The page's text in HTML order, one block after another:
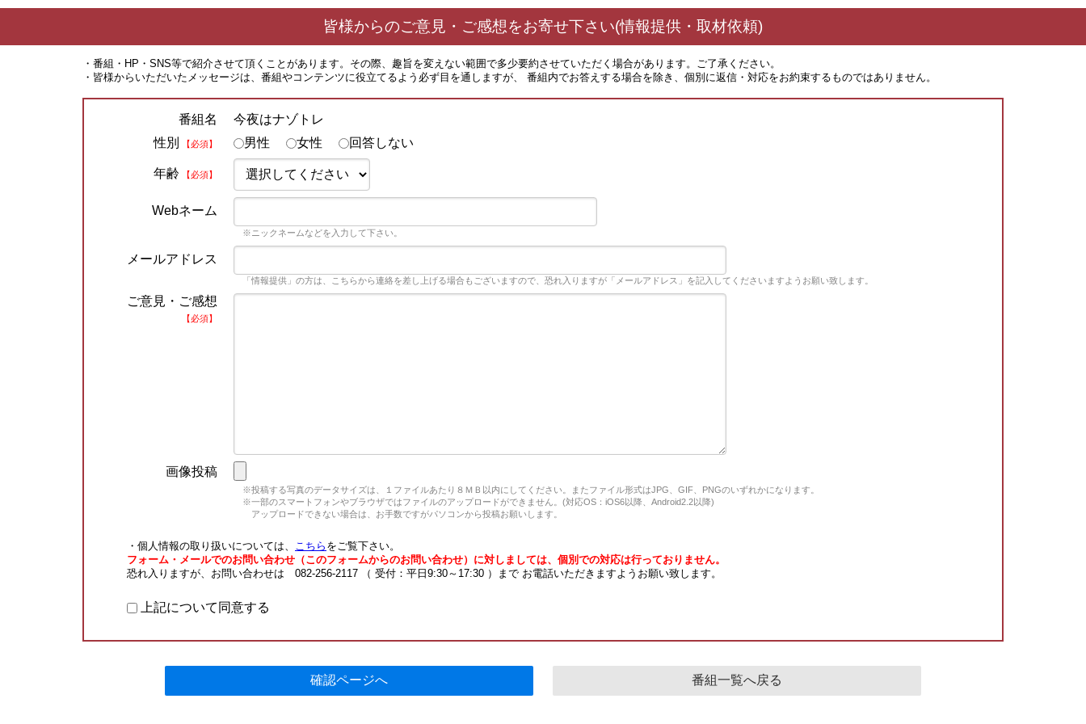
皆様からのご意見・ご感想をお寄せ下さい(情報提供・取材依頼)
・番組・HP・SNS等で紹介させて頂くことがあります。その際、趣旨を変えない範囲で多少要約させていただく場合があります。ご了承ください。
・皆様からいただいたメッセージは、番組やコンテンツに役立てるよう必ず目を通しますが、 番組内でお答えする場合を除き、個別に返信・対応をお約束するものではありません。
番組名
今夜はナゾトレ
性別
【必須】 男性 女性 回答しない
年齢 【必須】
Webネーム
※ニックネームなどを入力して下さい。
メールアドレス
「情報提供」の方は、こちらから連絡を差し上げる場合もございますので、恐れ入りますが「メールアドレス」を記入してくださいますようお願い致します。
ご意見・ご感想
【必須】
画像投稿
※投稿する写真のデータサイズは、１ファイルあたり８ＭＢ以内にしてください。またファイル形式はJPG、GIF、PNGのいずれかになります。
※一部のスマートフォンやブラウザではファイルのアップロードができません。(対応OS：iOS6以降、Android2.2以降)
アップロードできない場合は、お手数ですがパソコンから投稿お願いします。
・個人情報の取り扱いについては、 こちら をご覧下さい。
フォーム・メールでのお問い合わせ（このフォームからのお問い合わせ）に対しましては、個別での対応は行っておりません。
恐れ入りますが、お問い合わせは 082-256-2117 （ 受付：平日9:30～17:30 ）まで お電話いただきますようお願い致します。
上記について同意する
確認ページへ 番組一覧へ戻る